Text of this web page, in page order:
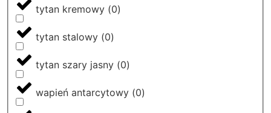
tytan kremowy (0)
tytan stalowy (0)
tytan szary jasny (0)
wapień antarcytowy (0)